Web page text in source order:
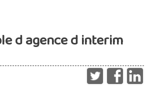
d agence d interim